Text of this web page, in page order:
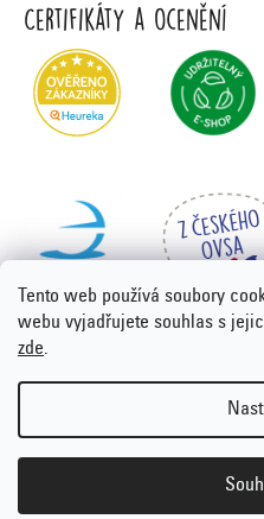
Tento web používá soubory
webu vyjadřujete souhlas s
zde.
Certifikáty a ocenění
Vytvořil Shoptet